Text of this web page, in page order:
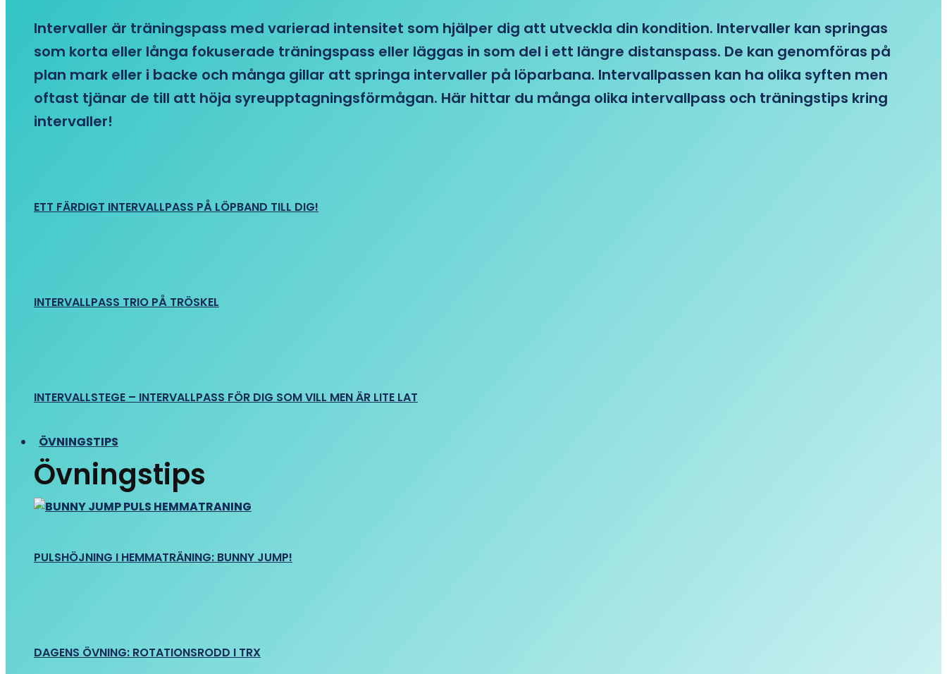
Intervaller är träningspass med varierad intensitet som hjälper dig att utveckla din kondition. Intervaller kan springas
som korta eller långa fokuserade träningspass eller läggas in som del i ett längre distanspass. De kan genomföras på
plan mark eller i backe och många gillar att springa intervaller på löparbana. Intervallpassen kan ha olika syften men
oftast tjänar de till att höja syreupptagningsförmågan. Här hittar du många olika intervallpass och träningstips kring
intervaller!
ETT FÄRDIGT INTERVALLPASS PÅ LÖPBAND TILL DIG!
INTERVALLPASS TRIO PÅ TRÖSKEL
INTERVALLSTEGE – INTERVALLPASS FÖR DIG SOM VILL MEN ÄR LITE LAT
ÖVNINGSTIPS
Övningstips
PULSHÖJNING I HEMMATRÄNING: BUNNY JUMP!
DAGENS ÖVNING: ROTATIONSRODD I TRX